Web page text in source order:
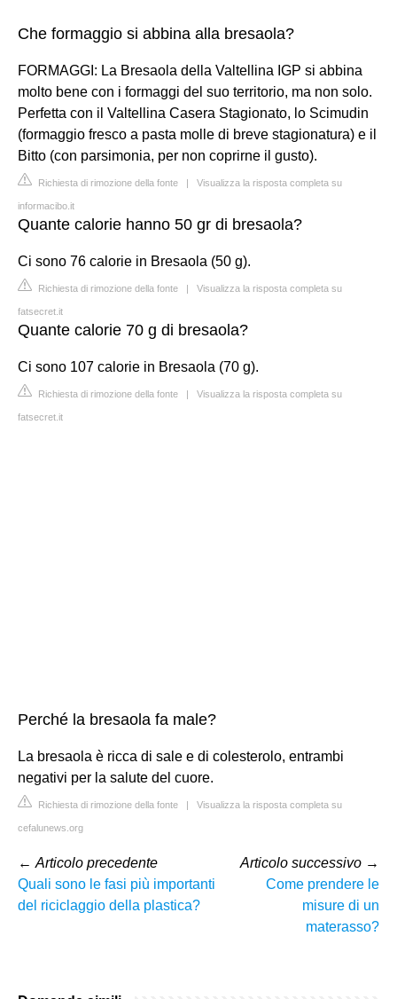
Che formaggio si abbina alla bresaola?
FORMAGGI: La Bresaola della Valtellina IGP si abbina
molto bene con i formaggi del suo territorio, ma non solo.
Perfetta con il Valtellina Casera Stagionato, lo Scimudin
(formaggio fresco a pasta molle di breve stagionatura) e il
Bitto (con parsimonia, per non coprirne il gusto).
Richiesta di rimozione della fonte | Visualizza la risposta completa su
informacibo.it
Quante calorie hanno 50 gr di bresaola?
Ci sono 76 calorie in Bresaola (50 g).
Richiesta di rimozione della fonte | Visualizza la risposta completa su
fatsecret.it
Quante calorie 70 g di bresaola?
Ci sono 107 calorie in Bresaola (70 g).
Richiesta di rimozione della fonte | Visualizza la risposta completa su
fatsecret.it
Perché la bresaola fa male?
La bresaola è ricca di sale e di colesterolo, entrambi
negativi per la salute del cuore.
Richiesta di rimozione della fonte | Visualizza la risposta completa su
cefalunews.org
← Articolo precedente
Quali sono le fasi più importanti
del riciclaggio della plastica?
Articolo successivo →
Come prendere le
misure di un
materasso?